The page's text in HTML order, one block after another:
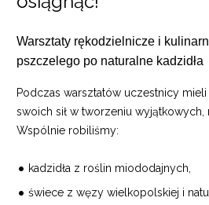
Warsztaty rękodzielnicze i
pszczelego po naturalne kadzidła
Podczas warsztatów uczestnicy
swoich sił w tworzeniu wyjątkowych,
Wspólnie robiliśmy:
kadzidła z roślin miododajnych,
świece z węzy wielkopolskiej i